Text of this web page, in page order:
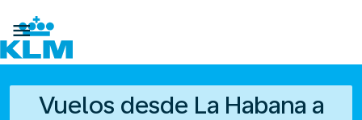

Vuelos desde La Habana a